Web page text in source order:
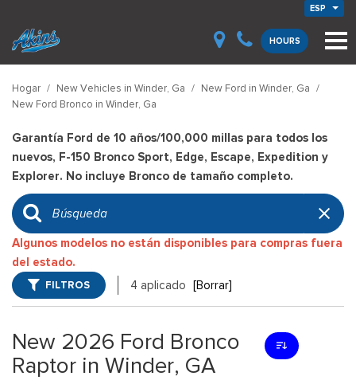
ESP
HOURS
Hogar / New Vehicles in Winder, Ga / New Ford in Winder, Ga /
New Ford Bronco in Winder, Ga
Garantía Ford de 10 años/100,000 millas para todos los
nuevos, F-150 Bronco Sport, Edge, Escape, Expedition y
Explorer. No incluye Bronco de tamaño completo.
Algunos modelos no están disponibles para compras fuera
del estado.
FILTROS 4 aplicado [Borrar]
New 2026 Ford Bronco
Raptor in Winder, GA